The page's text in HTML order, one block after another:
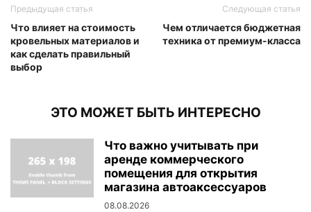
Предыдущая статья
Что влияет на стоимость
кровельных материалов и
как сделать правильный
выбор
Следующая статья
Чем отличается бюджетная
техника от премиум-класса
ЭТО МОЖЕТ БЫТЬ ИНТЕРЕСНО
Что важно учитывать при
аренде коммерческого
помещения для открытия
магазина автоаксессуаров
08.08.2026